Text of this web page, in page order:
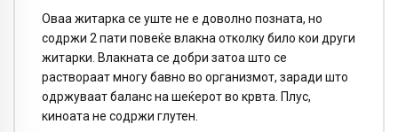
Оваа житарка се уште не е доволно позната, но
содржи 2 пати повеќе влакна отколку било кои други
житарки. Влакната се добри затоа што се
раствораат многу бавно во организмот, заради што
одржуваат баланс на шеќерот во крвта. Плус,
киноата не содржи глутен.